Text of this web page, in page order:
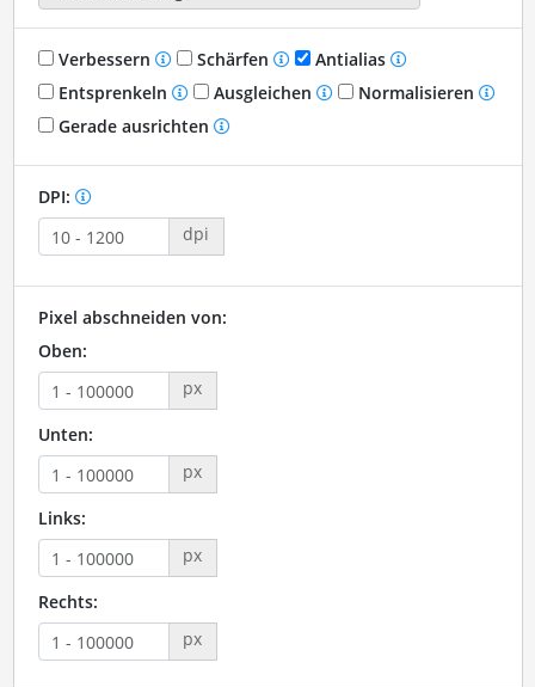
Verbessern Schärfen
Antialias
Entsprenkeln
Ausgleichen
Normalisieren
Gerade ausrichten
DPI:
dpi
Pixel abschneiden von:
Oben:
px
Unten:
px
Links:
px
Rechts:
px